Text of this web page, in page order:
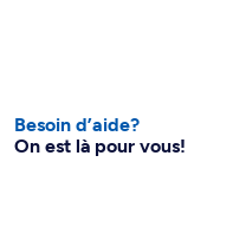
Besoin d’aide?
On est là pour vous!